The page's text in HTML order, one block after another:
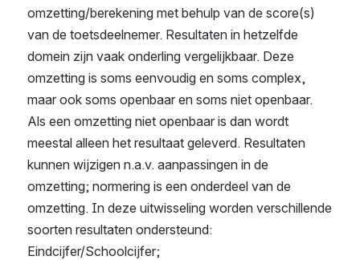
omzetting/berekening met behulp van de score(s)
van de toetsdeelnemer. Resultaten in hetzelfde
domein zijn vaak onderling vergelijkbaar. Deze
omzetting is soms eenvoudig en soms complex,
maar ook soms openbaar en soms niet openbaar.
Als een omzetting niet openbaar is dan wordt
meestal alleen het resultaat geleverd. Resultaten
kunnen wijzigen n.a.v. aanpassingen in de
omzetting; normering is een onderdeel van de
omzetting. In deze uitwisseling worden verschillende
soorten resultaten ondersteund:
Eindcijfer/Schoolcijfer;